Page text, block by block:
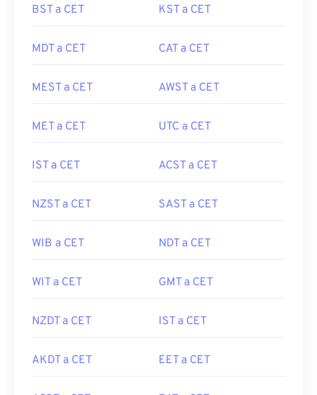
BST a CET KST a CET
MDT a CET CAT a CET
MEST a CET AWST a CET
MET a CET UTC a CET
IST a CET ACST a CET
NZST a CET SAST a CET
WIB a CET NDT a CET
WIT a CET GMT a CET
NZDT a CET IST a CET
AKDT a CET EET a CET